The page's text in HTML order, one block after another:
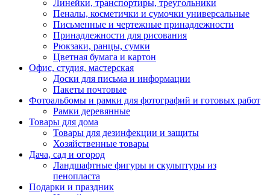
Линейки, транспортиры, треугольники
Пеналы, косметички и сумочки универсальные
Письменные и чертежные принадлежности
Принадлежности для рисования
Рюкзаки, ранцы, сумки
Цветная бумага и картон
Офис, студия, мастерская
Доски для письма и информации
Пакеты почтовые
Фотоальбомы и рамки для фотографий и готовых работ
Рамки деревянные
Товары для дома
Товары для дезинфекции и защиты
Хозяйственные товары
Дача, сад и огород
Ландшафтные фигуры и скульптуры из
пенопласта
Подарки и праздник